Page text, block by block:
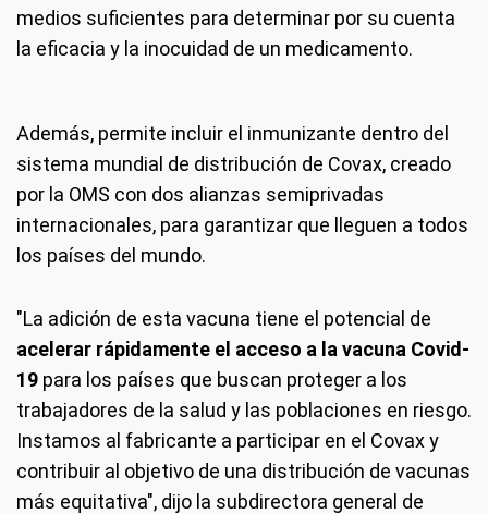
medios suficientes para determinar por su cuenta
la eficacia y la inocuidad de un medicamento.
Además, permite incluir el inmunizante dentro del
sistema mundial de distribución de Covax, creado
por la OMS con dos alianzas semiprivadas
internacionales, para garantizar que lleguen a todos
los países del mundo.
"La adición de esta vacuna tiene el potencial de
acelerar rápidamente el acceso a la vacuna Covid-
19 para los países que buscan proteger a los
trabajadores de la salud y las poblaciones en riesgo.
Instamos al fabricante a participar en el Covax y
contribuir al objetivo de una distribución de vacunas
más equitativa", dijo la subdirectora general de